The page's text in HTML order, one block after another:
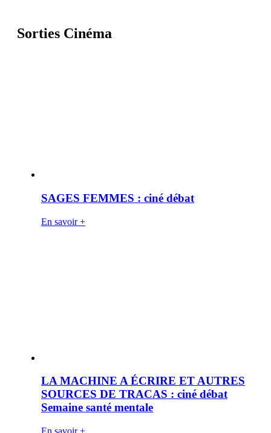
Sorties Cinéma
SAGES FEMMES : ciné débat
En savoir +
LA MACHINE A ÉCRIRE ET AUTRES
SOURCES DE TRACAS : ciné débat
Semaine santé mentale
En savoir +